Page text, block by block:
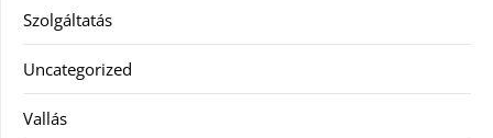
Szolgáltatás
Uncategorized
Vallás